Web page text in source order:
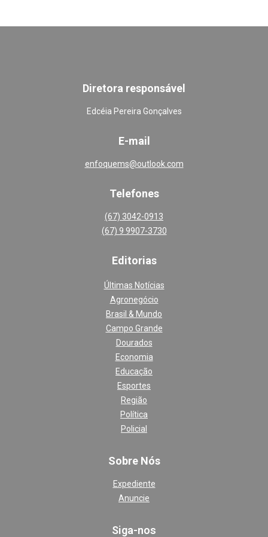
Diretora responsável
Edcéia Pereira Gonçalves
E-mail
enfoquems@outlook.com
Telefones
(67) 3042-0913
(67) 9 9907-3730
Editorias
Últimas Notícias
Agronegócio
Brasil & Mundo
Campo Grande
Dourados
Economia
Educação
Esportes
Região
Política
Policial
Sobre Nós
Expediente
Anuncie
Siga-nos